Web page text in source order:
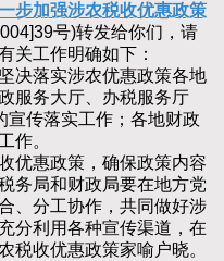
步加强涉农税收优惠政策
号)转发给你们，请
关工作明确如下：
落实涉农优惠政策各地
服务大厅、办税服务厅
宣传落实工作；各地财政
作。
惠政策，确保政策内容
务局和财政局要在地方党
、分工协作，共同做好涉
分利用各种宣传渠道，在
税收优惠政策家喻户晓。